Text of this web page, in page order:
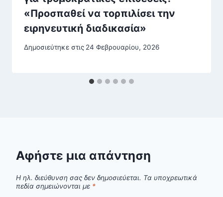
«Προσπαθεί να τορπιλίσει την
ειρηνευτική διαδικασία»
Δημοσιεύτηκε στις 24 Φεβρουαρίου, 2026
Αφήστε μια απάντηση
Η ηλ. διεύθυνση σας δεν δημοσιεύεται. Τα υποχρεωτικά
πεδία σημειώνονται με *